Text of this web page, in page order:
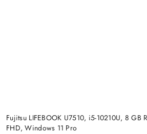
Fujitsu LIFEBOOK U7510, i5-10210U, 8 GB
FHD, Windows 11 Pro